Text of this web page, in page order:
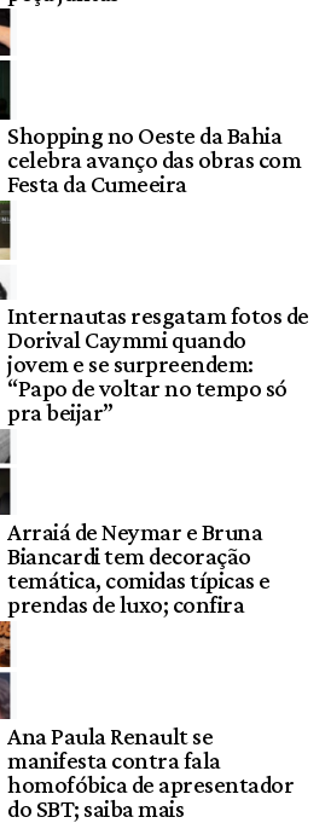
Shopping no Oeste da Bahia
celebra avanço das obras com
Festa da Cumeeira
Internautas resgatam fotos de
Dorival Caymmi quando
jovem e se surpreendem:
“Papo de voltar no tempo só
pra beijar”
Arraiá de Neymar e Bruna
Biancardi tem decoração
temática, comidas típicas e
prendas de luxo; confira
Ana Paula Renault se
manifesta contra fala
homofóbica de apresentador
do SBT; saiba mais